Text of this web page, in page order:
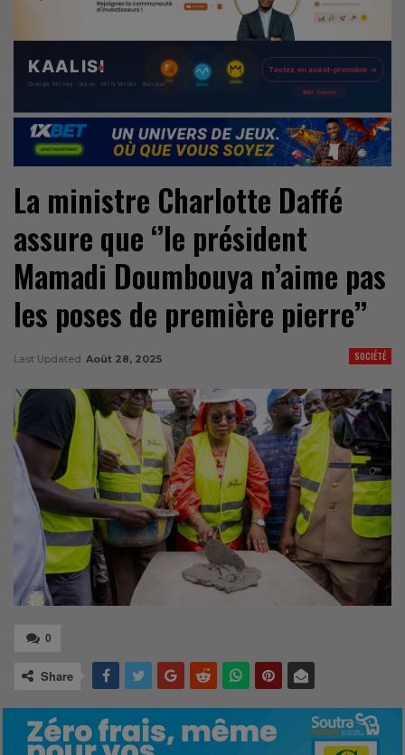
La ministre Charlotte Daffé
assure que ‘’le président
Mamadi Doumbouya n’aime pas
les poses de première pierre’’
SOCIÉTÉ
Last Updated Août 28, 2025
0
Share